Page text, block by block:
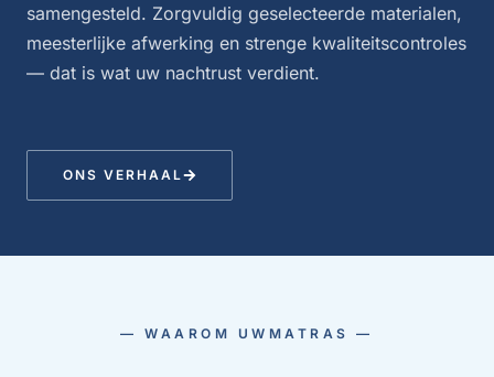
samengesteld. Zorgvuldig geselecteerde materialen,
meesterlijke afwerking en strenge kwaliteitscontroles
— dat is wat uw nachtrust verdient.
ONS VERHAAL
— WAAROM UWMATRAS —